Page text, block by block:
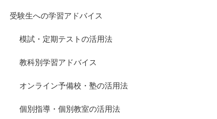
受験生への学習アドバイス
模試・定期テストの活用法
教科別学習アドバイス
オンライン予備校・塾の活用法
個別指導・個別教室の活用法